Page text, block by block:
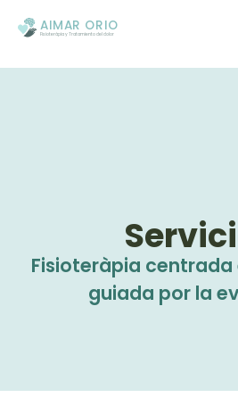
AIMAR ORIO
Fisioterápia y Tratamiento del dolor
Fisioteràpia centrada
guiada por la